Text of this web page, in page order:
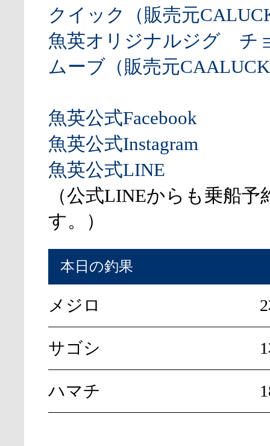
クイック（販売元
魚英オリジナルジグ チ
ムーブ（販売元
魚英公式Facebook
魚英公式Instagram
魚英公式LINE
（公式LINEからも乗船予
す。）
本日の釣果
メジロ
サゴシ
ハマチ